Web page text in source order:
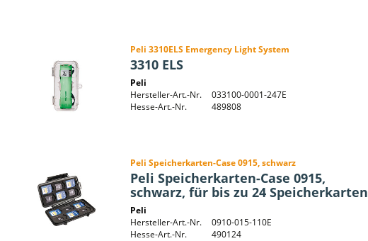
Peli 3310ELS Emergency Light System
3310 ELS
Peli
Hersteller-Art.-Nr.
033100-0001-247E
Hesse-Art.-Nr.
489808
Peli Speicherkarten-Case 0915, schwarz
Peli Speicherkarten-Case 0915,
schwarz, für bis zu 24 Speicherkarten
Peli
Hersteller-Art.-Nr.
0910-015-110E
Hesse-Art.-Nr.
490124